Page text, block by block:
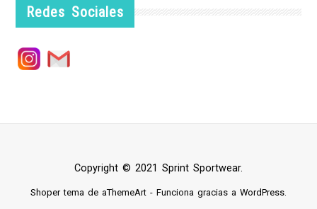
Redes Sociales
Copyright © 2021 Sprint Sportwear.
Shopertema de aThemeArt - Funciona gracias a WordPress.